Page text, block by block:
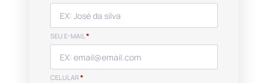
SEU E-MAIL*
CELULAR *